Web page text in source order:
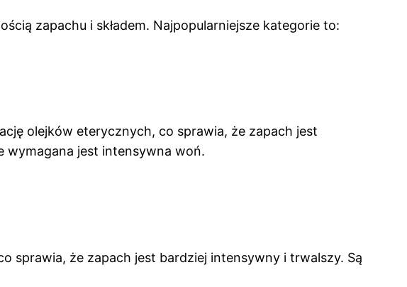
zapachu i składem. Najpopularniejsze kategorie to:
olejków eterycznych, co sprawia, że zapach jest
wymagana jest intensywna woń.
sprawia, że zapach jest bardziej intensywny i trwalszy. Są